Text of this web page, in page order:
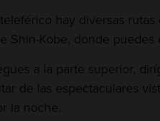
hay diversas
Shin-Kobe, donde puedes
a la parte superior,
de las espectaculares
la noche.